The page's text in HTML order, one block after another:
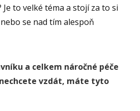
to velké téma a stojí za to si
se nad tím alespoň
a celkem náročné péče
vzdát, máte tyto